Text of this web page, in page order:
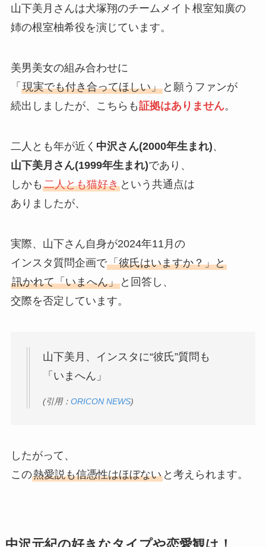
山下美月さんは犬塚翔のチームメイト根室知廣の
姉の根室柚希役を演じています。
美男美女の組み合わせに
「 現実でも付き合ってほしい」と願うファンが
続出しましたが、こちらも証拠はありません。
二人とも年が近く 中沢さん(2000年生まれ)、
山下美月さん(1999年生まれ)であり、
しかも 二人とも猫好きという共通点は
ありましたが、
実際、山下さん自身が2024年11月の
インスタ質問企画で「彼氏はいますか？」と
訊かれて「いまへん」と回答し、
交際を否定しています。
山下美月、インスタに“彼氏”質問も
「いまへん」
(引用： ORICON NEWS)
したがって、
この熱愛説も信憑性はほぼないと考えられます。